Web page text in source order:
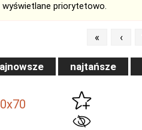
wyświetlane priorytetowo.
« ‹
najtańsze